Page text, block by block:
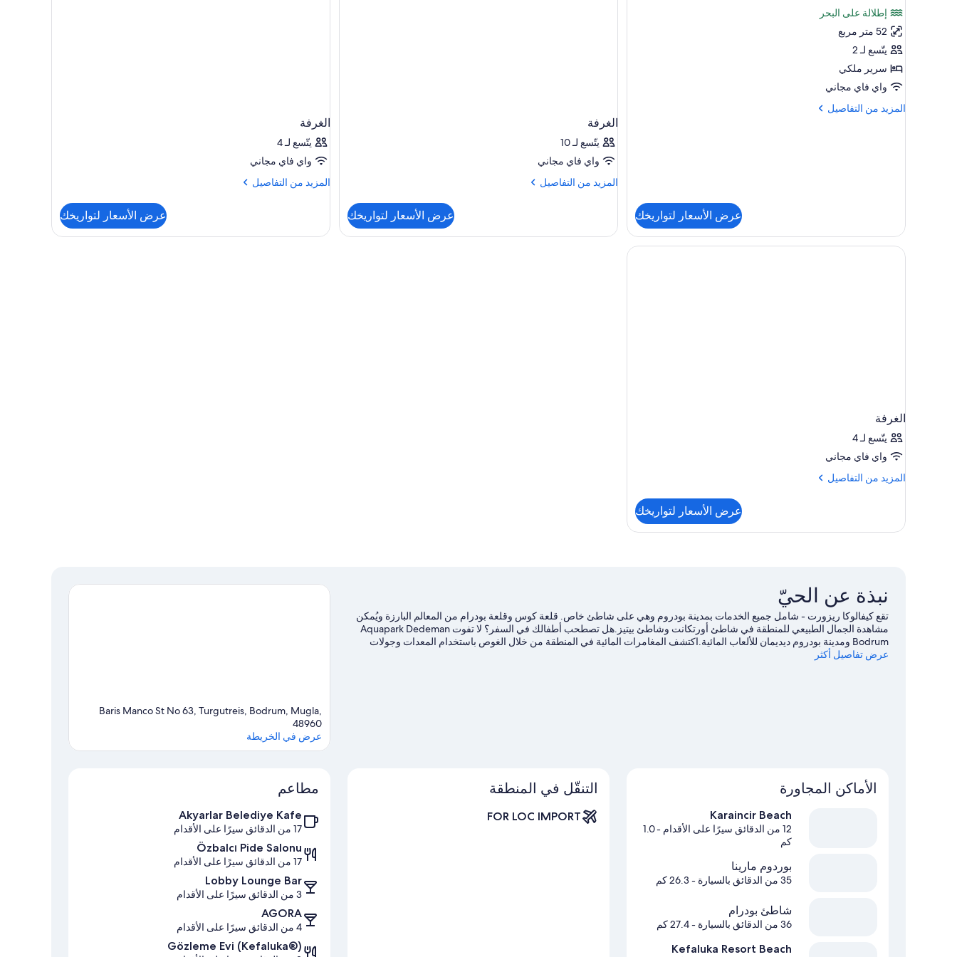
جناح
شهر
العسل
-
سرير
ملكي
-
واحد
(1))
إطلالة على البحر
52 متر مربع
يتّسع لـ 2
سرير ملكي
واي فاي مجاني
المزيد من التفاصيل
المزيد
-
بمنظر
عرض الأسعار لتواريخك
الغرفة
يتّسع لـ 10
واي فاي مجاني
المزيد من التفاصيل
المزيد
الغرفة
عرض الأسعار لتواريخك
الغرفة
يتّسع لـ 4
واي فاي مجاني
المزيد من التفاصيل
المزيد
الغرفة
عرض الأسعار لتواريخك
الغرفة
يتّسع لـ 4
واي فاي مجاني
المزيد من التفاصيل
المزيد
الغرفة
عرض الأسعار لتواريخك
نبذة عن الحيّ
تقع كيفالوكا ريزورت - شامل جميع الخدمات بمدينة بودروم وهي على شاطئ خاص. قلعة كوس وقلعة بودرام من المعالم البارزة ويُمكن
مشاهدة الجمال الطبيعي للمنطقة في شاطئ أورتكانت وشاطئ بيتيز.هل تصطحب أطفالك في السفر؟ لا تفوت Aquapark Dedeman
Bodrum ومدينة بودروم ديديمان للألعاب المائية.اكتشف المغامرات المائية في المنطقة من خلال الغوص باستخدام المعدات وجولات
بالقارب القريبتين، أو استمتع بأنشطة الهواء الطلق الرائعة من خلال مضمار للمشي/ للدراجات وجولات بيئية.
عرض تفاصيل أكثر
Baris Manco St No 63, Turgutreis, Bodrum, Mugla,
48960
عرض في الخريطة
الأماكن المجاورة
Karaincir Beach
12 من الدقائق سيرًا على الأقدام
- 1.0
كم
بوردوم مارينا
35 من الدقائق بالسيارة - 26.3 كم
شاطئ بودرام
36 من الدقائق بالسيارة - 27.4 كم
Kefaluka Resort Beach
التنقّل في المنطقة
FOR LOC IMPORT
مطاعم
Akyarlar Belediye Kafe
17 من الدقائق سيرًا على الأقدام
Özbalcı Pide Salonu
17 من الدقائق سيرًا على الأقدام
Lobby Lounge Bar
3 من الدقائق سيرًا على الأقدام
AGORA
4 من الدقائق سيرًا على الأقدام
Gözleme Evi (Kefaluka®)